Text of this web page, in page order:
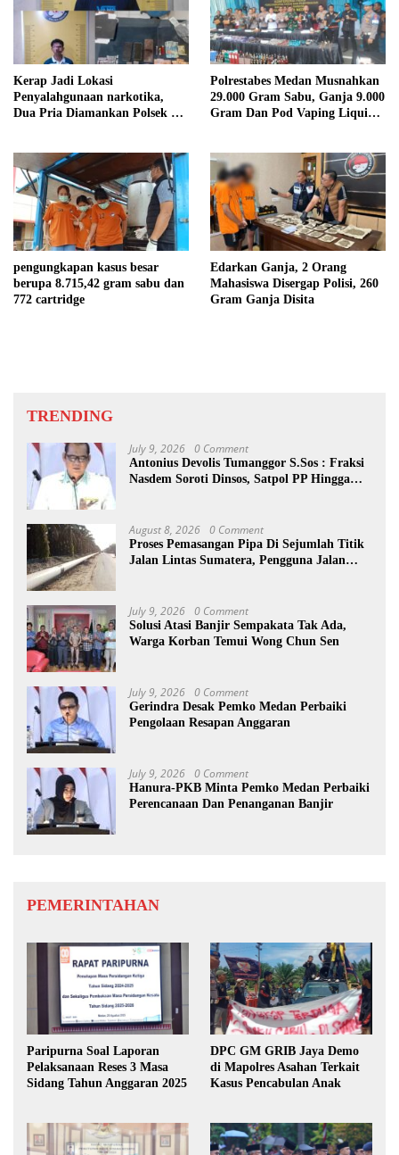
Kerap Jadi Lokasi
Penyalahgunaan narkotika,
Dua Pria Diamankan Polsek Air
Polrestabes Medan Musnahkan
29.000 Gram Sabu, Ganja 9.000
Gram Dan Pod Vaping Liquid
pengungkapan kasus besar
berupa 8.715,42 gram sabu dan
772 cartridge
Edarkan Ganja, 2 Orang
Mahasiswa Disergap Polisi, 260
Gram Ganja Disita
TRENDING
July 9, 2026 0 Comment
Antonius Devolis Tumanggor S.Sos : Fraksi
Nasdem Soroti Dinsos, Satpol PP Hingga
August 8, 2026 0 Comment
Proses Pemasangan Pipa Di Sejumlah Titik
Jalan Lintas Sumatera, Pengguna Jalan
July 9, 2026 0 Comment
Solusi Atasi Banjir Sempakata Tak Ada,
Warga Korban Temui Wong Chun Sen
July 9, 2026 0 Comment
Gerindra Desak Pemko Medan Perbaiki
Pengolaan Resapan Anggaran
July 9, 2026 0 Comment
Hanura-PKB Minta Pemko Medan Perbaiki
Perencanaan Dan Penanganan Banjir
PEMERINTAHAN
Paripurna Soal Laporan
Pelaksanaan Reses 3 Masa
Sidang Tahun Anggaran 2025
DPC GM GRIB Jaya Demo
di Mapolres Asahan Terkait
Kasus Pencabulan Anak